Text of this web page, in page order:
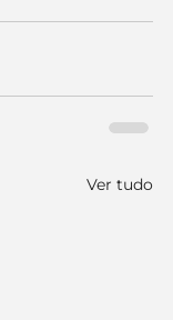
Ver tudo